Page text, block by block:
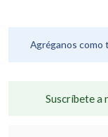
Agréganos como
Suscríbete a